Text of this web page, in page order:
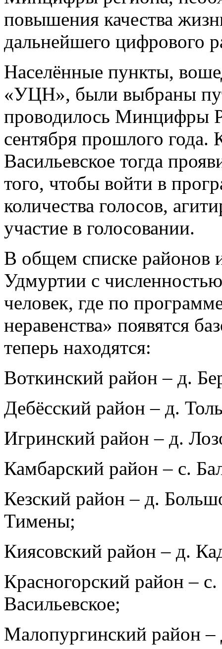
повышения качества
дальнейшего цифрового
Населённые пункты,
«УЦН», были выбраны
проводилось Минцифры
сентября прошлого года.
Васильевское тогда
того, чтобы войти в
количества голосов,
участие в голосовании.
В общем списке районов
Удмуртии с
человек, где по
неравенства» появятся
теперь находятся:
Воткинский район – д.
Дебёсский район – д.
Игринский район – д.
Камбарский район – с.
Кезский район – д.
Тимены;
Киясовский район – д.
Красногорский район –
Васильевское;
Малопургинский район